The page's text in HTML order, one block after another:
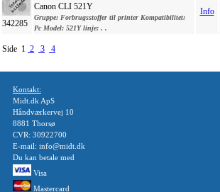
342285
Canon CLI 521Y
Gruppe: Forbrugsstoffer til printer Kompatibilitet:
Pc Model: 521Y linje: . .
Info
Side 1 2 3 4
Kontakt:
Midt.dk ApS
Håndværkervej 10
8881 Thorsø
CVR: 30922700
E-mail: info@midt.dk
Du kan betale med
Visa
Mastercard